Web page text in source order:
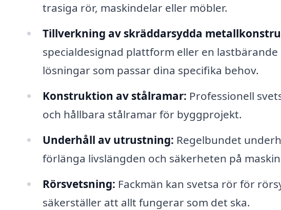
trasiga rör, maskindelar eller möbler.
Tillverkning av skräddarsydda
specialdesignad plattform eller en
lösningar som passar dina specifika behov.
Konstruktion av stålramar: Professionell
och hållbara stålramar för byggprojekt.
Underhåll av utrustning: Regelbundet
förlänga livslängden och säkerheten på
Rörsvetsning: Fackmän kan svetsa rör för
säkerställer att allt fungerar som det ska.